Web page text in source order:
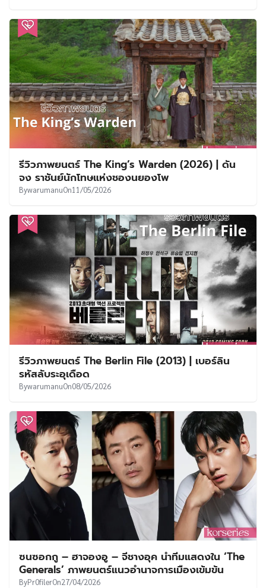
รีวิวภาพยนตร์ The King’s Warden (2026) | ดัน
จง ราชันย์นักโทษแห่งชองนยองโพ
BywarumanuOn11/05/2026
รีวิวภาพยนตร์ The Berlin File (2013) | เบอร์ลิน
รหัสลับระอุเดือด
BywarumanuOn08/05/2026
ซนซอกกู – ฮาจองอู – จีชางอุค นำทีมแสดงใน ‘The
Generals’ ภาพยนตร์แนวอำนาจการเมืองเข้มข้น
ByPr0filerOn27/04/2026